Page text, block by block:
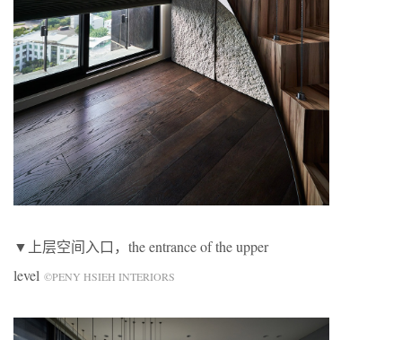
▼上层空间入口，the entrance of the upper
level ©PENY HSIEH INTERIORS